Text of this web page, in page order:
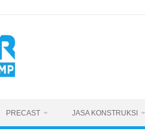
PRECAST JASA KONSTRUKSI